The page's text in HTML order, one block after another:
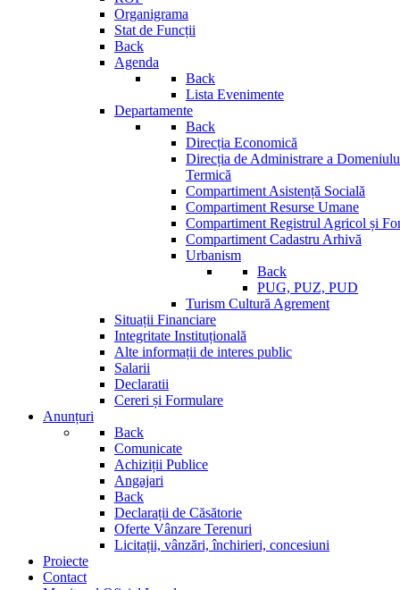
Organigrama
Stat de Funcții
Back
Agenda
Back
Lista Evenimente
Departamente
Back
Direcția Economică
Direcția de Administrare a
Termică
Compartiment Asistență Socială
Compartiment Resurse Umane
Compartiment Registrul Agricol și
Compartiment Cadastru Arhivă
Urbanism
Back
PUG, PUZ, PUD
Turism Cultură Agrement
Situații Financiare
Integritate Instituțională
Alte informații de interes public
Salarii
Declaratii
Cereri și Formulare
Anunțuri
Back
Comunicate
Achiziții Publice
Angajari
Back
Declarații de Căsătorie
Oferte Vânzare Terenuri
Licitații, vânzări, închirieri, concesiuni
Proiecte
Contact